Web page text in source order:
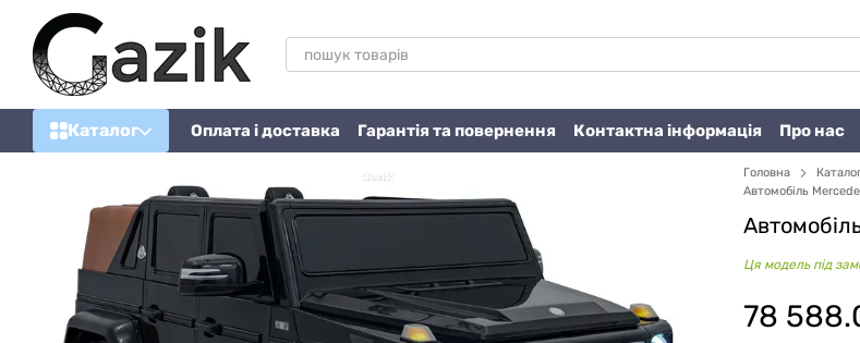
Перейти до основного контенту
Каталог Оплата і доставка Гарантія та повернення Контактна інформація Про нас
Головна
Автомобіль
Ця модель під
78